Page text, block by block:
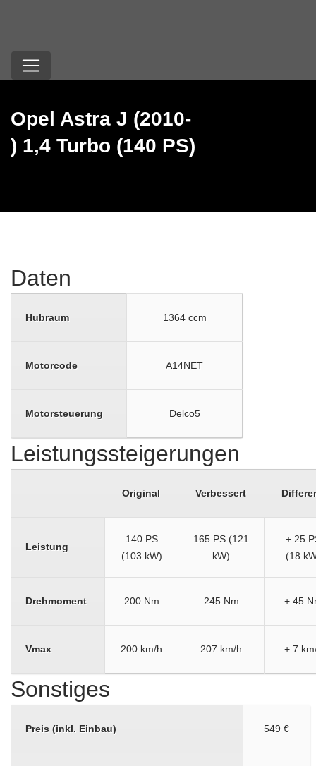
Opel Astra J (2010-
) 1,4 Turbo (140 PS)
Daten
Hubraum 1364 ccm
Motorcode A14NET
Motorsteuerung Delco5
Leistungssteigerungen
Original Verbessert
Leistung
140 PS
(103 kW)
165 PS (121
kW)
+ 25
(18
Drehmoment 200 Nm 245 Nm + 45
Vmax 200 km/h 207 km/h + 7
Sonstiges
Preis (inkl. Einbau) 549 €